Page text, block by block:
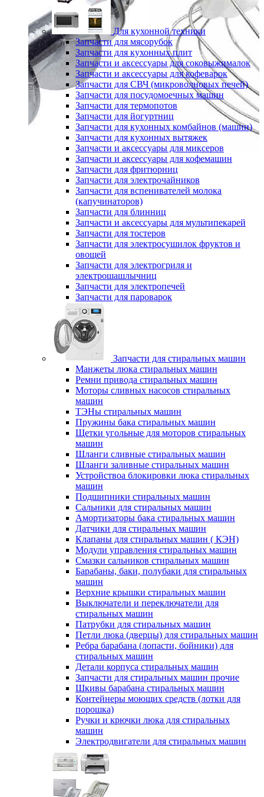
Для кухонной техники
Запчасти для мясорубок
Запчасти для кухонных плит
Запчасти и аксессуары для соковыжималок
Запчасти и аксессуары для кофеварок
Запчасти для СВЧ (микроволновых печей)
Запчасти для посудомоечных машин
Запчасти для термопотов
Запчасти для йогуртниц
Запчасти для кухонных комбайнов (машин)
Запчасти для кухонных вытяжек
Запчасти и аксессуары для миксеров
Запчасти и аксессуары для кофемашин
Запчасти для фритюрниц
Запчасти для электрочайников
Запчасти для вспенивателей молока
(капучинаторов)
Запчасти для блинниц
Запчасти и аксессуары для мультипекарей
Запчасти для тостеров
Запчасти для электросушилок фруктов и
овощей
Запчасти для электрогриля и
электрошашлычниц
Запчасти для электропечей
Запчасти для пароварок
Запчасти для стиральных машин
Манжеты люка стиральных машин
Ремни привода стиральных машин
Моторы сливных насосов стиральных
машин
ТЭНы стиральных машин
Пружины бака стиральных машин
Щетки угольные для моторов стиральных
машин
Шланги сливные стиральных машин
Шланги заливные стиральных машин
Устройствоа блокировки люка стиральных
машин
Подшипники стиральных машин
Сальники для стиральных машин
Амортизаторы бака стиральных машин
Датчики для стиральных машин
Клапаны для стиральных машин ( КЭН)
Модули управления стиральных машин
Смазки сальников стиральных машин
Барабаны, баки, полубаки для стиральных
машин
Верхние крышки стиральных машин
Выключатели и переключатели для
стиральных машин
Патрубки для стиральных машин
Петли люка (дверцы) для стиральных машин
Ребра барабана (лопасти, бойники) для
стиральных машин
Детали корпуса стиральных машин
Запчасти для стиральных машин прочие
Шкивы барабана стиральных машин
Контейнеры моющих средств (лотки для
порошка)
Ручки и крючки люка для стиральных
машин
Электродвигатели для стиральных машин